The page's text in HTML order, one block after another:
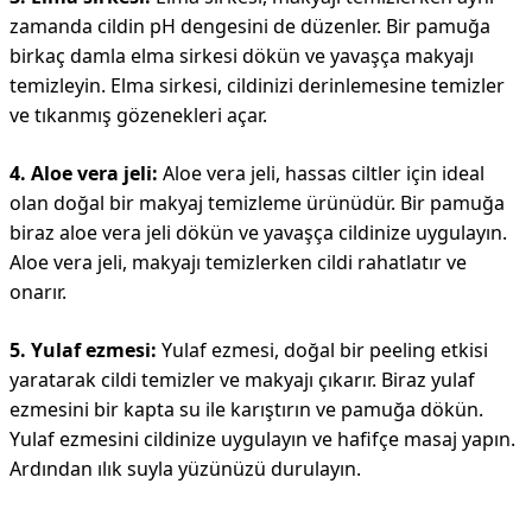
zamanda cildin pH dengesini de düzenler. Bir pamuğa
birkaç damla elma sirkesi dökün ve yavaşça makyajı
temizleyin. Elma sirkesi, cildinizi derinlemesine temizler
ve tıkanmış gözenekleri açar.
4. Aloe vera jeli: Aloe vera jeli, hassas ciltler için ideal
olan doğal bir makyaj temizleme ürünüdür. Bir pamuğa
biraz aloe vera jeli dökün ve yavaşça cildinize uygulayın.
Aloe vera jeli, makyajı temizlerken cildi rahatlatır ve
onarır.
5. Yulaf ezmesi: Yulaf ezmesi, doğal bir peeling etkisi
yaratarak cildi temizler ve makyajı çıkarır. Biraz yulaf
ezmesini bir kapta su ile karıştırın ve pamuğa dökün.
Yulaf ezmesini cildinize uygulayın ve hafifçe masaj yapın.
Ardından ılık suyla yüzünüzü durulayın.